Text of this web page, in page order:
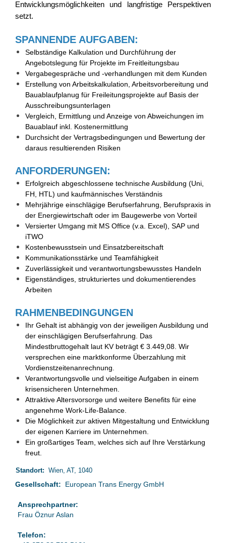
Entwicklungsmöglichkeiten und langfristige Perspektiven
setzt.
SPANNENDE AUFGABEN:
Selbständige Kalkulation und Durchführung der
Angebotslegung für Projekte im Freitleitungsbau
Vergabegespräche und -verhandlungen mit dem Kunden
Erstellung von Arbeitskalkulation, Arbeitsvorbereitung und
Bauablaufplanug für Freileitungsprojekte auf Basis der
Ausschreibungsunterlagen
Vergleich, Ermittlung und Anzeige von Abweichungen im
Bauablauf inkl. Kostenermittlung
Durchsicht der Vertragsbedingungen und Bewertung der
daraus resultierenden Risiken
ANFORDERUNGEN:
Erfolgreich abgeschlossene technische Ausbildung (Uni,
FH, HTL) und kaufmännisches Verständnis
Mehrjährige einschlägige Berufserfahrung, Berufspraxis in
der Energiewirtschaft oder im Baugewerbe von Vorteil
Versierter Umgang mit MS Office (v.a. Excel), SAP und
iTWO
Kostenbewusstsein und Einsatzbereitschaft
Kommunikationsstärke und Teamfähigkeit
Zuverlässigkeit und verantwortungsbewusstes Handeln
Eigenständiges, strukturiertes und dokumentierendes
Arbeiten
RAHMENBEDINGUNGEN
Ihr Gehalt ist abhängig von der jeweiligen Ausbildung und
der einschlägigen Berufserfahrung. Das
Mindestbruttogehalt laut KV beträgt € 3.449,08. Wir
versprechen eine marktkonforme Überzahlung mit
Vordienstzeitenanrechnung.
Verantwortungsvolle und vielseitige Aufgaben in einem
krisensicheren Unternehmen.
Attraktive Altersvorsorge und weitere Benefits für eine
angenehme Work-Life-Balance.
Die Möglichkeit zur aktiven Mitgestaltung und Entwicklung
der eigenen Karriere im Unternehmen.
Ein großartiges Team, welches sich auf Ihre Verstärkung
freut.
Standort: Wien, AT, 1040
Gesellschaft: European Trans Energy GmbH
Ansprechpartner:
Frau Öznur Aslan
Telefon: